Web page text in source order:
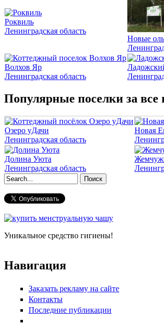
Роквиль
Ленинградская область
Новые
Волхов Яр
Ленинградская область
Популярные поселки за все
Озеро уДачи
Ленинградская область
Новая
Долина Уюта
Ленинградская область
Форма поиска
Уникальное средство гигиены!
Навигация
Заказать рекламу на сайте
Контакты
Последние публикации